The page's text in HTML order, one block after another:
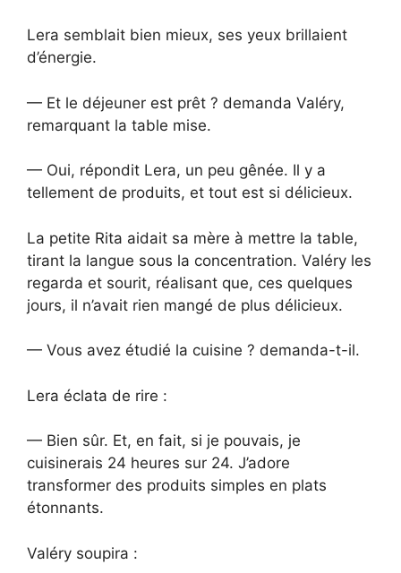
Lera semblait bien mieux, ses yeux brillaient
d’énergie.
— Et le déjeuner est prêt ? demanda Valéry,
remarquant la table mise.
— Oui, répondit Lera, un peu gênée. Il y a
tellement de produits, et tout est si délicieux.
La petite Rita aidait sa mère à mettre la table,
tirant la langue sous la concentration. Valéry les
regarda et sourit, réalisant que, ces quelques
jours, il n’avait rien mangé de plus délicieux.
— Vous avez étudié la cuisine ? demanda-t-il.
Lera éclata de rire :
— Bien sûr. Et, en fait, si je pouvais, je
cuisinerais 24 heures sur 24. J’adore
transformer des produits simples en plats
étonnants.
Valéry soupira :